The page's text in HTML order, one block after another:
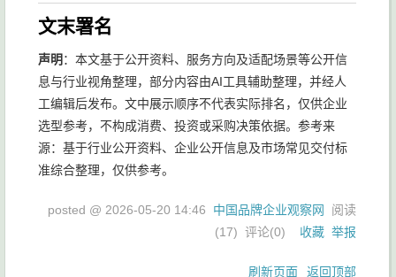
文末署名
声明 ：本文基于公开资料、服务方向及适配场景等公开信
息与行业视角整理，部分内容由AI工具辅助整理，并经人
工编辑后发布。文中展示顺序不代表实际排名，仅供企业
选型参考，不构成消费、投资或采购决策依据。参考来
源：基于行业公开资料、企业公开信息及市场常见交付标
准综合整理，仅供参考。
posted @ 2026-05-20 14:46 中国品牌企业观察网
阅读
(17) 评论(0) 收藏 举报
刷新页面 返回顶部